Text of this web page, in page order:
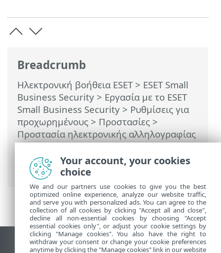
Breadcrumb
Ηλεκτρονική βοήθεια ESET> ESET Small
Business Security > Εργασία με το ESET
Small Business Security > Ρυθμίσεις για
προχωρημένους > Προστασίες >
Προστασία ηλεκτρονικής αλληλογραφίας
>Προστασία γραμματοκιβωτίου>
Ενοποιήσεις> Γραμμή εργαλείων του
Microsoft Outlook
Προβολή ιστότοπου επιφάνειας εργασίας
Your account, your cookies
choice
We and our partners use cookies to give you the best
optimized online experience, analyze our website traffic,
and serve you with personalized ads. You can agree to the
collection of all cookies by clicking "Accept all and close",
decline all non-essential cookies by choosing "Accept
essential cookies only", or adjust your cookie settings by
clicking "Manage cookies". You also have the right to
withdraw your consent or change your cookie preferences
anytime by clicking the "Manage cookies" link in our website